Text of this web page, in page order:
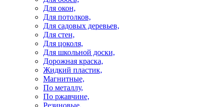
Для окон,
Для потолков,
Для садовых деревьев,
Для стен,
Для цоколя,
Для школьной доски,
Дорожная краска,
Жидкий пластик,
Магнитные,
По металлу,
По ржавчине,
Резиновые,